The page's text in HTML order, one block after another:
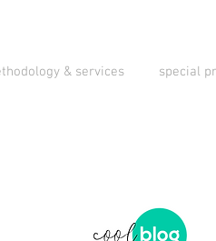
& services special